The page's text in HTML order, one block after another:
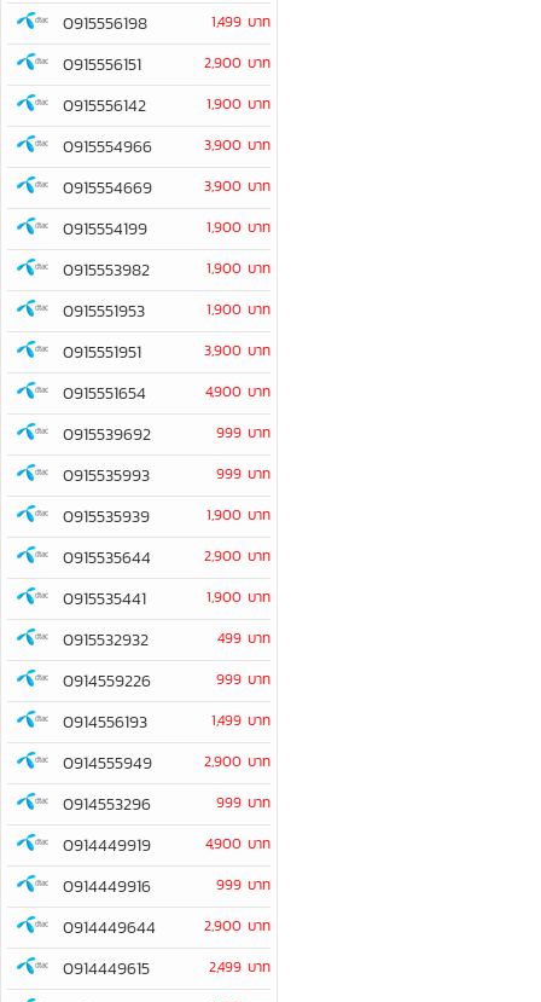
0915556198 1,499 บาท
0915556151 2,900 บาท
0915556142 1,900 บาท
0915554966 3,900 บาท
0915554669 3,900 บาท
0915554199 1,900 บาท
0915553982 1,900 บาท
0915551953 1,900 บาท
0915551951 3,900 บาท
0915551654 4,900 บาท
0915539692 999 บาท
0915535993 999 บาท
0915535939 1,900 บาท
0915535644 2,900 บาท
0915535441 1,900 บาท
0915532932 499 บาท
0914559226 999 บาท
0914556193 1,499 บาท
0914555949 2,900 บาท
0914553296 999 บาท
0914449919 4,900 บาท
0914449916 999 บาท
0914449644 2,900 บาท
0914449615 2,499 บาท